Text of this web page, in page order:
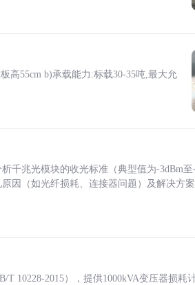
高55cm b)承载能力:标载30-35吨,最大允
千兆光模块的收光标准（典型值为-3dBm至
因（如光纤损耗、连接器问题）及解决方
10228-2015），提供1000kVA变压器损耗